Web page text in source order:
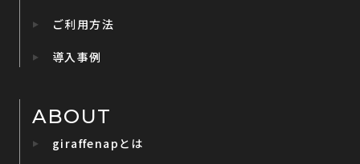
ご利用方法
導入事例
ABOUT
giraffenapとは